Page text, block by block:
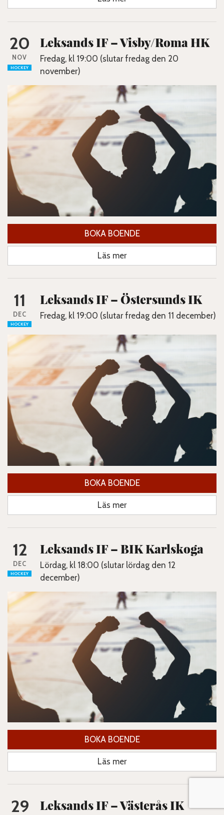
20
NOV
HOCKEY
Leksands IF – Visby/Roma HK
Fredag, kl 19:00 (slutar fredag den 20
november)
BOKA BOENDE
Läs mer
11
DEC
HOCKEY
Leksands IF – Östersunds IK
Fredag, kl 19:00 (slutar fredag den 11 december)
BOKA BOENDE
Läs mer
12
DEC
HOCKEY
Leksands IF – BIK Karlskoga
Lördag, kl 18:00 (slutar lördag den 12
december)
BOKA BOENDE
Läs mer
29 Leksands IF – Västerås IK